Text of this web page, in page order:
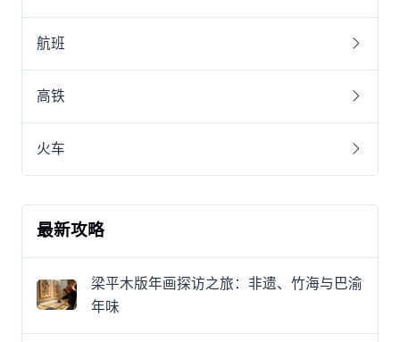
航班
高铁
火车
最新攻略
梁平木版年画探访之旅：非遗、竹海与巴渝
年味